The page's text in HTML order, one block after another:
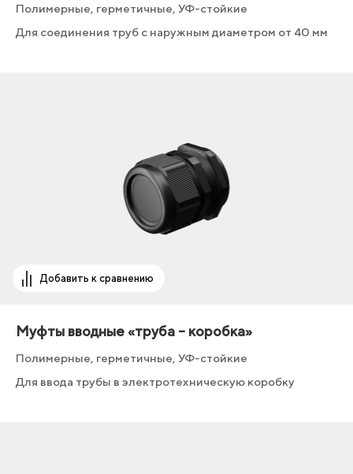
Полимерные, герметичные, УФ-стойкие
Для соединения труб с наружным диаметром от 40 мм
Добавить к сравнению
Муфты вводные «труба – коробка»
Полимерные, герметичные, УФ-стойкие
Для ввода трубы в электротехническую коробку